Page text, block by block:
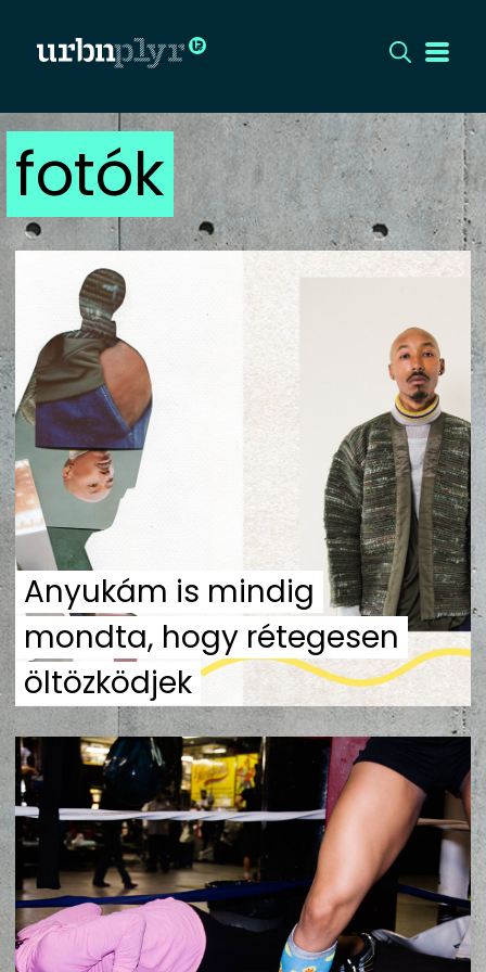
CÍMLAP
DIZÁJN
DIVAT
KULT
UTCA
ZENE
IMPRESSZUM
PR-ARCHÍVUM
ADATKEZELÉSI TÁJÉKOZTATÓ
fotók
Anyukám is mindig
mondta, hogy rétegesen
öltözködjek